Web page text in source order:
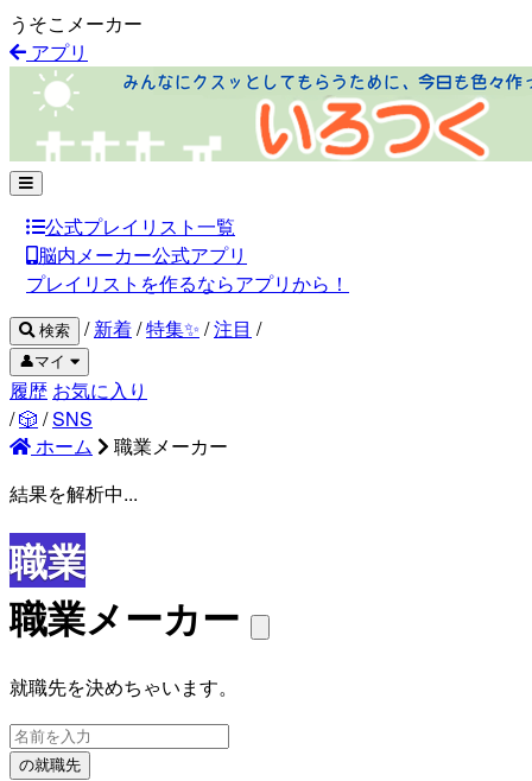
うそこメーカー
アプリ
公式プレイリスト一覧
脳内メーカー公式アプリ
プレイリストを作るならアプリから！
検索 / 新着/特集✨ /注目 /
👤マイ
履歴 お気に入り
/🎲 /SNS
ホーム
職業メーカー
結果を解析中...
職業
職業メーカー
就職先を決めちゃいます。
の就職先